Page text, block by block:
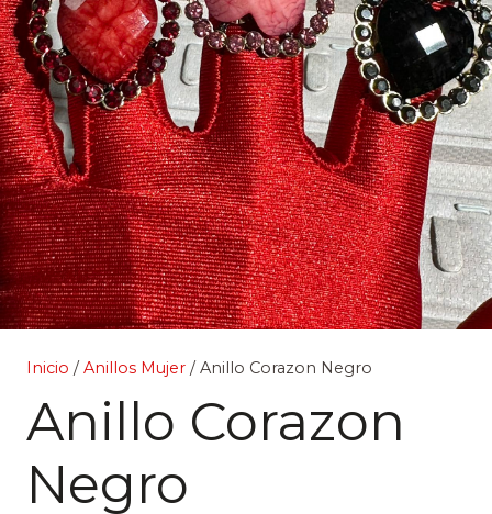
Inicio / Anillos Mujer / Anillo Corazon Negro
Anillo Corazon
Negro